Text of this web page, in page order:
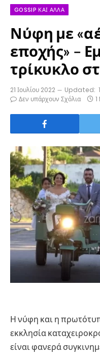
GOSSIP ΚΑΙ ΆΛΛΑ
Νύφη με
εποχής» –
τρίκυκλο
21 Ιουλίου 2022 Updated:
Δεν υπάρχουν Σχόλια
Η νύφη και η
εκκλησία
είναι φανερά